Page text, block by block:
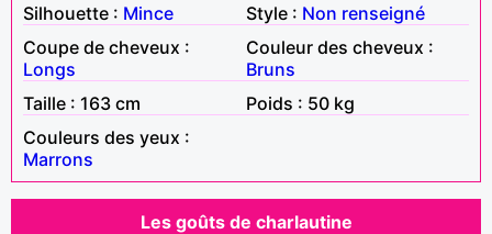
Silhouette : Mince Style : Non renseigné
Coupe de cheveux :
Longs
Couleur des cheveux :
Bruns
Taille : 163 cm
Poids : 50 kg
Couleurs des yeux :
Marrons
Les goûts de charlautine